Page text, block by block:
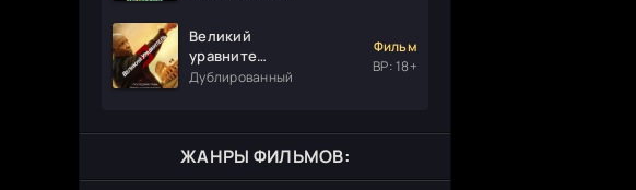
Великий
уравнитель
3
Дублированный
Фильм
ВР: 18+
ЖАНРЫ ФИЛЬМОВ: